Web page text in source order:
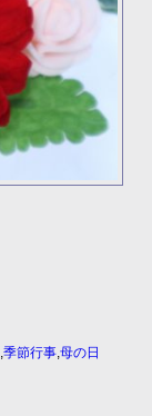
,季節行事,母の日